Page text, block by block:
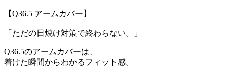
【Q36.5 アームカバー】
「ただの日焼け対策で終わらない。」
Q36.5のアームカバーは、
着けた瞬間からわかるフィット感。